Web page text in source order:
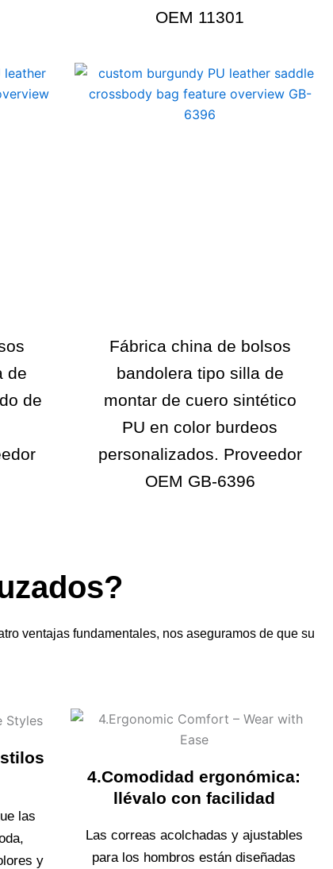
OEM 11301
de
de
Fábrica china de bolsos
bandolera tipo silla de
montar de cuero sintético
PU en color burdeos
personalizados. Proveedor
OEM GB-6396
ventajas fundamentales, nos aseguramos de que su
las
y
4.Comodidad ergonómica:
llévalo con facilidad
Las correas acolchadas y ajustables
para los hombros están diseñadas